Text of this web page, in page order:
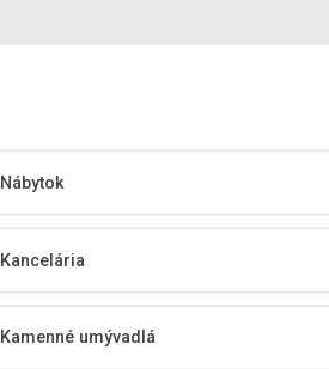
Nábytok
Kancelária
Kamenné umývadlá